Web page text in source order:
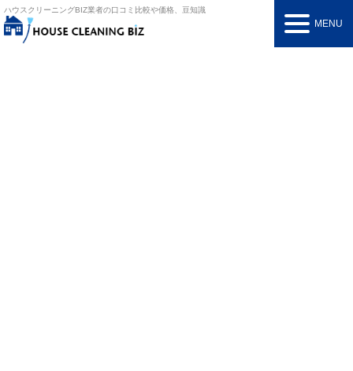
ハウスクリーニングBIZ業者の口コミ比較や価格、豆知識
MENU